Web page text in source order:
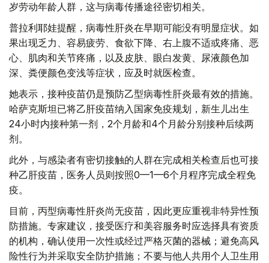
岁劳动年龄人群，这与病毒传播途径密切相关。
普拉利耶娃提醒，病毒性肝炎在早期可能没有明显症状。如
果出现乏力、容易疲劳、食欲下降、右上腹不适或疼痛、恶
心、肌肉和关节疼痛，以及皮肤、眼白发黄、尿液颜色加
深、粪便颜色变浅等症状，应及时就医检查。
她表示，接种疫苗仍是预防乙型病毒性肝炎最有效的措施。
哈萨克斯坦已将乙肝疫苗纳入国家免疫规划，新生儿出生
24小时内接种第一剂，2个月龄和4个月龄分别接种后续两
剂。
此外，与感染者有密切接触的人群在完成相关检查后也可接
种乙肝疫苗，医务人员则按照0—1—6个月程序完成全程免
疫。
目前，丙型病毒性肝炎尚无疫苗，因此更应重视非特异性预
防措施。专家建议，接受医疗和美容服务时应选择具有资质
的机构，确认使用一次性或经过严格灭菌的器械；避免高风
险性行为并采取安全防护措施；不要与他人共用个人卫生用